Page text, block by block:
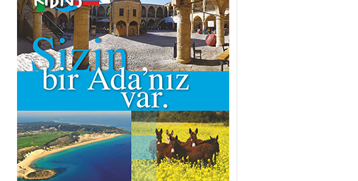
Fatma Baysal
SURLAR İÇİ’NDE KOLAYDIR ÖLMEK
Ediz TUNCEL
Göz göre göre…
Taner ULUTAŞ
İnşallah St. Lois ile Hakkaido
Adası gibi olmayız !...